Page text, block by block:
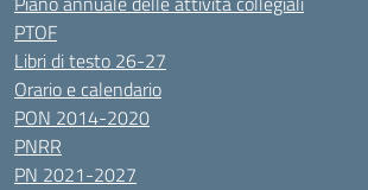
PTOF
Libri di testo 26-27
Orario e calendario
PON 2014-2020
PNRR
PN 2021-2027